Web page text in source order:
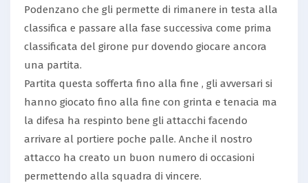
Podenzano che gli permette di rimanere in testa alla
classifica e passare alla fase successiva come prima
classificata del girone pur dovendo giocare ancora
una partita.
Partita questa sofferta fino alla fine , gli avversari si
hanno giocato fino alla fine con grinta e tenacia ma
la difesa ha respinto bene gli attacchi facendo
arrivare al portiere poche palle. Anche il nostro
attacco ha creato un buon numero di occasioni
permettendo alla squadra di vincere.